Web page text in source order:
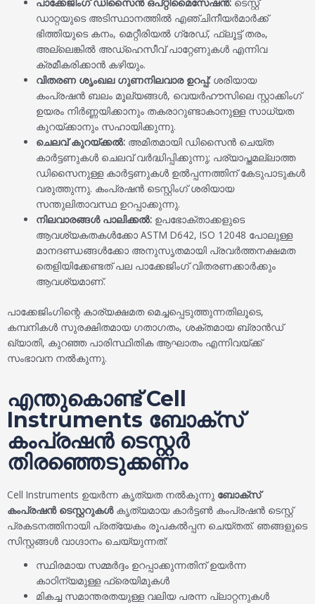
ഡാറ്റയുടെ അടിസ്ഥാനത്തിൽ എഞ്ചിനീയർമാർക്ക്
ഭിത്തിയുടെ കനം, മെറ്റീരിയൽ ഗ്രേഡ്, ഫ്ലൂട്ട് തരം,
അല്ലെങ്കിൽ അഡ്ഹെസീവ് പാറ്റേണുകൾ എന്നിവ
ക്രമീകരിക്കാൻ കഴിയും.
വിതരണ ശൃംഖല ഗുണനിലവാര ഉറപ്പ്:ശരിയായ
കംപ്രഷൻ ബലം മൂല്യങ്ങൾ, വെയർഹൗസിലെ സ്റ്റാക്കിംഗ്
ഉയരം നിർണ്ണയിക്കാനും തകരാറുണ്ടാകാനുള്ള സാധ്യത
കുറയ്ക്കാനും സഹായിക്കുന്നു.
ചെലവ് കുറയ്ക്കൽ: അമിതമായി ഡിസൈൻ ചെയ്ത
കാർട്ടണുകൾ ചെലവ് വർദ്ധിപ്പിക്കുന്നു; പര്യാപ്തമല്ലാത്ത
ഡിസൈനുള്ള കാർട്ടണുകൾ ഉൽപ്പന്നത്തിന് കേടുപാടുകൾ
വരുത്തുന്നു. കംപ്രഷൻ ടെസ്റ്റിംഗ് ശരിയായ
സന്തുലിതാവസ്ഥ ഉറപ്പാക്കുന്നു.
നിലവാരങ്ങൾ പാലിക്കൽ: ഉപഭോക്താക്കളുടെ
ആവശ്യകതകൾക്കോ ASTM D642, ISO 12048 പോലുള്ള
മാനദണ്ഡങ്ങൾക്കോ അനുസൃതമായി പ്രവർത്തനക്ഷമത
തെളിയിക്കേണ്ടത് പല പാക്കേജിംഗ് വിതരണക്കാർക്കും
ആവശ്യമാണ്.
പാക്കേജിംഗിന്റെ കാര്യക്ഷമത മെച്ചപ്പെടുത്തുന്നതിലൂടെ,
കമ്പനികൾ സുരക്ഷിതമായ ഗതാഗതം, ശക്തമായ ബ്രാൻഡ്
ഖ്യാതി, കുറഞ്ഞ പാരിസ്ഥിതിക ആഘാതം എന്നിവയ്ക്ക്
സംഭാവന നൽകുന്നു.
എന്തുകൊണ്ട് Cell
Instruments ബോക്സ്
കംപ്രഷൻ ടെസ്റ്റർ
തിരഞ്ഞെടുക്കണം
Cell Instruments ഉയർന്ന കൃത്യത നൽകുന്നു ബോക്സ്
കംപ്രഷൻ ടെസ്റ്ററുകൾകൃത്യമായ കാർട്ടൺ കംപ്രഷൻ ടെസ്റ്റ്
പ്രകടനത്തിനായി പ്രത്യേകം രൂപകൽപ്പന ചെയ്തത്. ഞങ്ങളുടെ
സിസ്റ്റങ്ങൾ വാഗ്ദാനം ചെയ്യുന്നത്:
സ്ഥിരമായ സമ്മർദ്ദം ഉറപ്പാക്കുന്നതിന് ഉയർന്ന
കാഠിന്യമുള്ള ഫ്രെയിമുകൾ
മികച്ച സമാന്തരതയുള്ള വലിയ പരന്ന പ്ലാറ്റനുകൾ